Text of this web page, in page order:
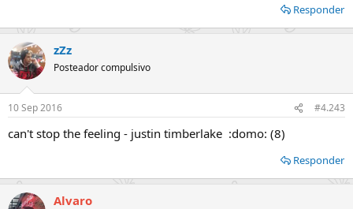
Responder
zZz
Posteador compulsivo
10 Sep 2016 #4.243
can't stop the feeling - justin timberlake :domo: (8)
Responder
Alvaro